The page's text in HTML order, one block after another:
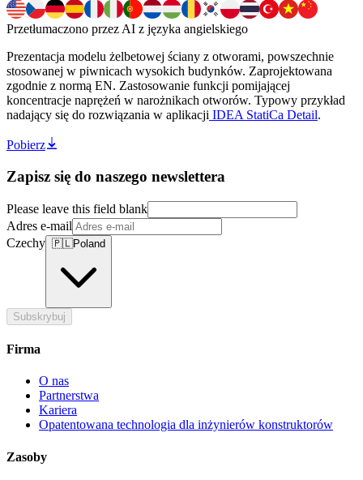
Przetłumaczono przez AI z języka angielskiego
Prezentacja modelu żelbetowej ściany z otworami, powszechnie
stosowanej w piwnicach wysokich budynków. Zaprojektowana
zgodnie z normą EN. Zastosowanie funkcji pomijającej
koncentracje naprężeń w narożnikach otworów. Typowy przykład
nadający się do rozwiązania w aplikacji IDEA StatiCa Detail.
Pobierz
Zapisz się do naszego newslettera
Please leave this field blank
Adres e-mail
Czechy 🇵🇱Poland
Subskrybuj
Firma
O nas
Partnerstwa
Kariera
Opatentowana technologia dla inżynierów konstruktorów
Zasoby